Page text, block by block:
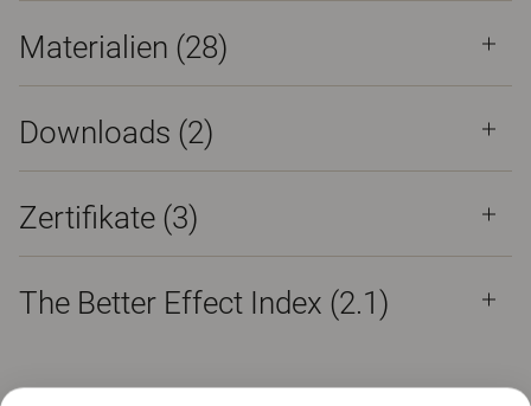
Materialien (28)
Downloads (2)
Zertifikate (3)
The Better Effect Index (2.1)